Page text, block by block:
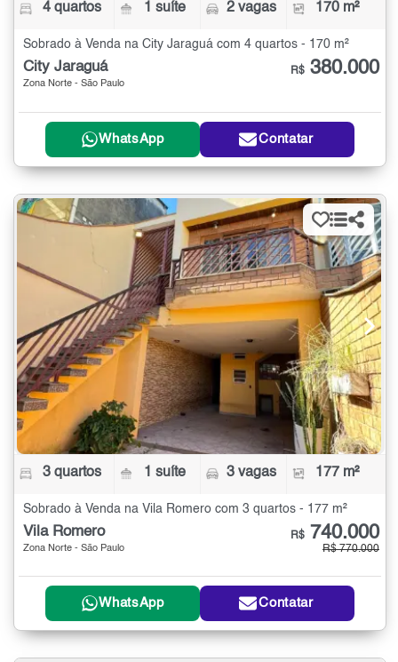
4 quartos 1 suíte 2 vagas 170 m²
Sobrado à Venda na City Jaraguá com 4 quartos - 170 m²
City Jaraguá
Zona Norte - São Paulo
R$ 380.000
WhatsApp Contatar
3 quartos 1 suíte 3 vagas 177 m²
Sobrado à Venda na Vila Romero com 3 quartos - 177 m²
Vila Romero
Zona Norte - São Paulo
R$ 740.000
R$ 770.000
WhatsApp Contatar